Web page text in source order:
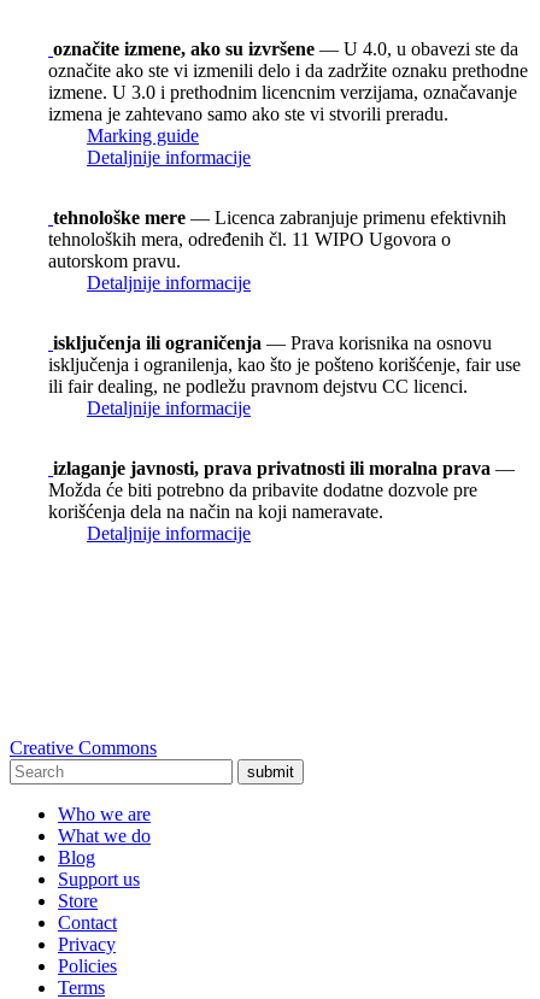
označite izmene, ako su izvršene — U 4.0, u obavezi ste da
označite ako ste vi izmenili delo i da zadržite oznaku prethodne
izmene. U 3.0 i prethodnim licencnim verzijama, označavanje
izmena je zahtevano samo ako ste vi stvorili preradu.
Marking guide
Detaljnije informacije
tehnološke mere — Licenca zabranjuje primenu efektivnih
tehnoloških mera, određenih čl. 11 WIPO Ugovora o
autorskom pravu.
Detaljnije informacije
isključenja ili ograničenja — Prava korisnika na osnovu
isključenja i ogranilenja, kao što je pošteno korišćenje, fair use
ili fair dealing, ne podležu pravnom dejstvu CC licenci.
Detaljnije informacije
izlaganje javnosti, prava privatnosti ili moralna prava —
Možda će biti potrebno da pribavite dodatne dozvole pre
korišćenja dela na način na koji nameravate.
Detaljnije informacije
Creative Commons
submit
Who we are
What we do
Blog
Support us
Store
Contact
Privacy
Policies
Terms